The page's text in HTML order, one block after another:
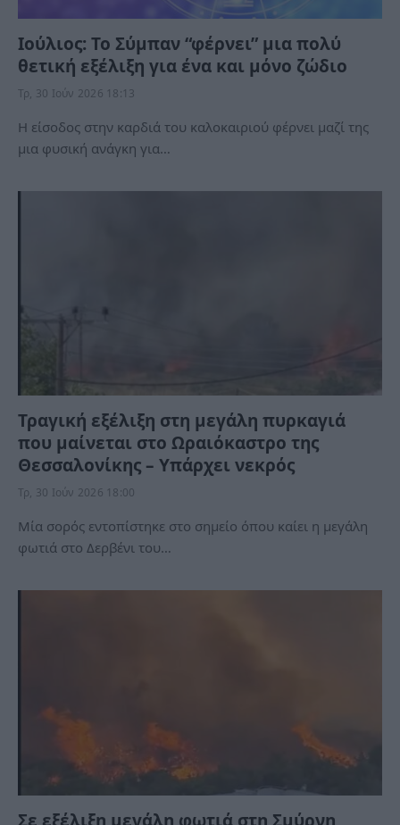
Ιούλιος: Το Σύμπαν “φέρνει” μια πολύ
θετική εξέλιξη για ένα και μόνο ζώδιο
Τρ, 30 Ιούν 2026 18:13
Η είσοδος στην καρδιά του καλοκαιριού φέρνει μαζί της
μια φυσική ανάγκη για…
Τραγική εξέλιξη στη μεγάλη πυρκαγιά
που μαίνεται στο Ωραιόκαστρο της
Θεσσαλονίκης – Υπάρχει νεκρός
Τρ, 30 Ιούν 2026 18:00
Μία σορός εντοπίστηκε στο σημείο όπου καίει η μεγάλη
φωτιά στο Δερβένι του…
Σε εξέλιξη μεγάλη φωτιά στη Σμύρνη